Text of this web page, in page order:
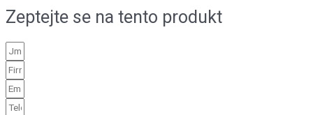
Zeptejte se na tento produkt